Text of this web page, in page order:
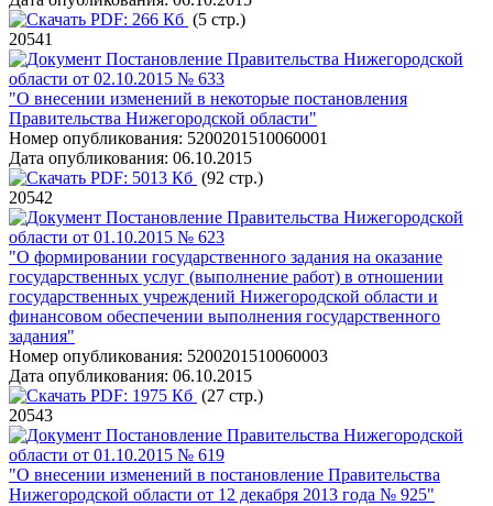
PDF: 266 Кб (5 стр.)
20541
Постановление Правительства Нижегородской
области от 02.10.2015 № 633
"О внесении изменений в некоторые постановления
Правительства Нижегородской области"
Номер опубликования: 5200201510060001
Дата опубликования: 06.10.2015
PDF: 5013 Кб (92 стр.)
20542
Постановление Правительства Нижегородской
области от 01.10.2015 № 623
"О формировании государственного задания на оказание
государственных услуг (выполнение работ) в отношении
государственных учреждений Нижегородской области и
финансовом обеспечении выполнения государственного
задания"
Номер опубликования: 5200201510060003
Дата опубликования: 06.10.2015
PDF: 1975 Кб (27 стр.)
20543
Постановление Правительства Нижегородской
области от 01.10.2015 № 619
"О внесении изменений в постановление Правительства
Нижегородской области от 12 декабря 2013 года № 925"